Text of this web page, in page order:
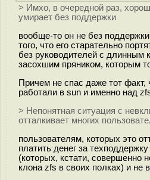
> Имхо, в очередной раз,
умирает без поддержки
вообще-то он не без
того, что его старательно
без руководителей с длинным
засохшим пряником, которым
Причем не спас даже тот факт,
работали в sun и именно над
> Непонятная ситуация с
отталкивает многих
пользователям, которых это
платить денег за
(которых, кстати, совершенно
клона zfs в своих полках) и не